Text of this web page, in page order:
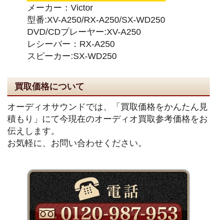
メーカー：Victor
型番:XV-A250/RX-A250/SX-WD250
DVD/CDプレーヤー:XV-A250
レシーバー：RX-A250
スピーカー:SX-WD250
買取価格について
オーディオサウンドでは、「買取価格をかんたん見
積もり」にて今現在のオーディオ買取参考価格をお
伝えします。
お気軽に、お問い合わせください。